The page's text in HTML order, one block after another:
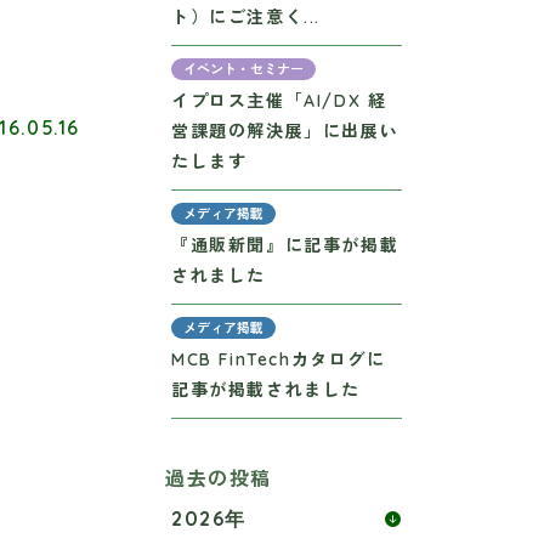
ト）にご注意く...
イベント・セミナー
イプロス主催「AI/DX 経
営課題の解決展」に出展い
たします
メディア掲載
『通販新聞』に記事が掲載
されました
メディア掲載
MCB FinTechカタログに
記事が掲載されました
過去の投稿
2026年